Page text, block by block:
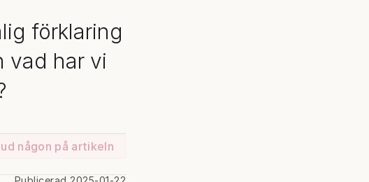
förklaring
vad har vi
någon på artikeln